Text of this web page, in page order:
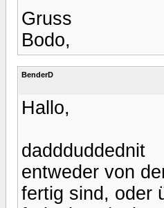
Gruss
Bodo,
BenderD
Hallo,
daddduddednit
entweder von
fertig sind, oder